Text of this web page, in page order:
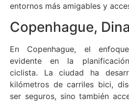
entornos más amigables y
Copenhague,
En Copenhague, el
evidente en la
ciclista. La ciudad ha
kilómetros de carriles bici,
ser seguros, sino también